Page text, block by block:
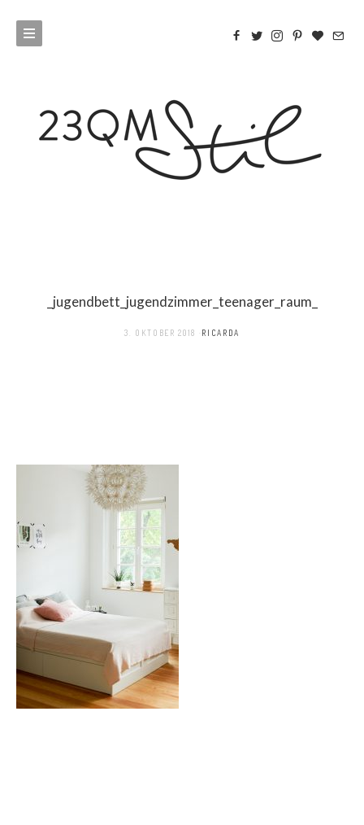
_jugendbett_jugendzimmer_teenager_raum_
3. OKTOBER 2018 RICARDA